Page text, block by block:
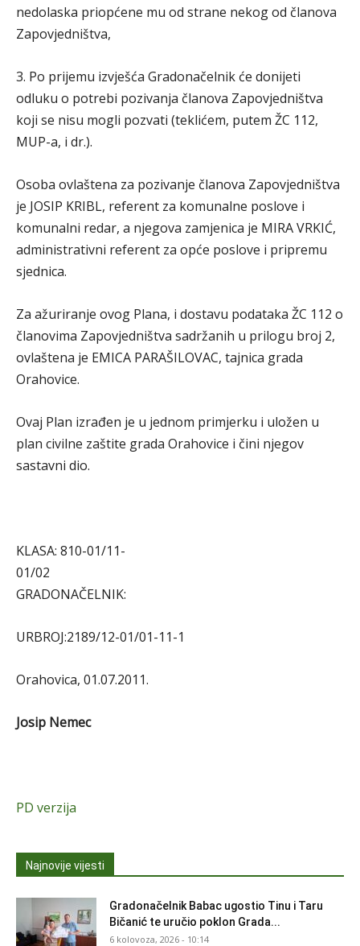
nedolaska priopćene mu od strane nekog od članova
Zapovjedništva,
3. Po prijemu izvješća Gradonačelnik će donijeti
odluku o potrebi pozivanja članova Zapovjedništva
koji se nisu mogli pozvati (teklićem, putem ŽC 112,
MUP-a, i dr.).
Osoba ovlaštena za pozivanje članova Zapovjedništva
je JOSIP KRIBL, referent za komunalne poslove i
komunalni redar, a njegova zamjenica je MIRA VRKIĆ,
administrativni referent za opće poslove i pripremu
sjednica.
Za ažuriranje ovog Plana, i dostavu podataka ŽC 112 o
članovima Zapovjedništva sadržanih u prilogu broj 2,
ovlaštena je EMICA PARAŠILOVAC, tajnica grada
Orahovice.
Ovaj Plan izrađen je u jednom primjerku i uložen u
plan civilne zaštite grada Orahovice i čini njegov
sastavni dio.
KLASA: 810-01/11-
01/02
GRADONAČELNIK:
URBROJ:2189/12-01/01-11-1
Orahovica, 01.07.2011.
Josip Nemec
PD verzija
Najnovije vijesti
Gradonačelnik Babac ugostio Tinu i Taru
Bičanić te uručio poklon Grada...
6 kolovoza, 2026 - 10:14